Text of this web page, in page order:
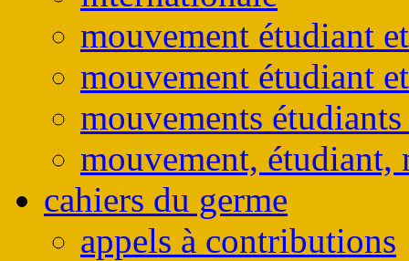
mouvement étudiant
mouvement étudiant
mouvements
mouvement, étudiant,
cahiers du germe
appels à contributions